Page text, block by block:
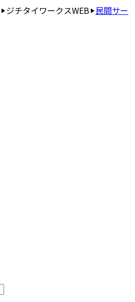
ジチタイワークスWEB 民間サー